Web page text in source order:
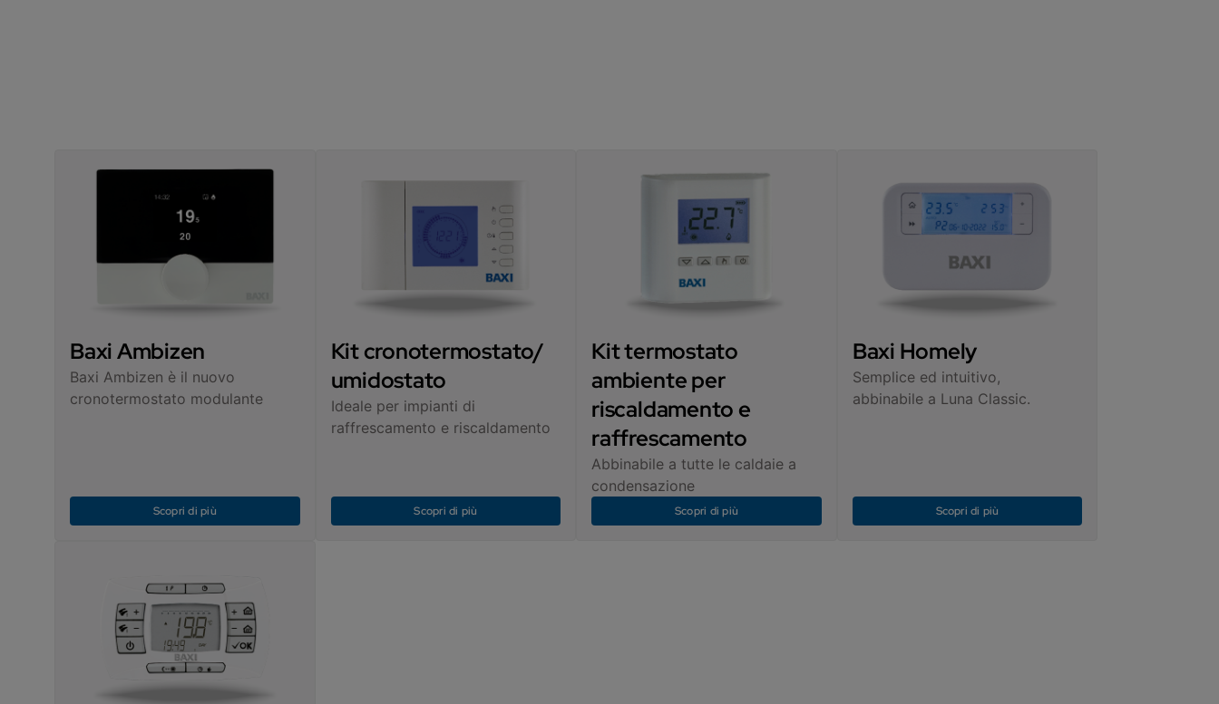
Baxi Ambizen
Baxi Ambizen è il nuovo
cronotermostato modulante
Scopri di più
Kit cronotermostato/
umidostato
Ideale per impianti di
raffrescamento e riscaldamento
Scopri di più
Kit termostato
ambiente per
riscaldamento e
raffrescamento
Abbinabile a tutte le caldaie a
condensazione
Scopri di più
Baxi Homely
Semplice ed intuitivo,
abbinabile a Luna Classic.
Scopri di più